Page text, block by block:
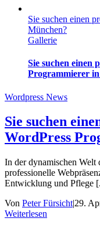
Sie suchen einen
München?
Gallerie
Sie suchen einen
Programmierer
Wordpress News
Sie suchen
WordPress
In der dynamischen Welt
professionelle
Entwicklung und Pflege
Von Peter Fürsicht|29.
Weiterlesen